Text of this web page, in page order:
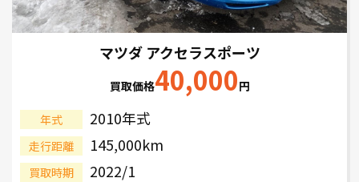
マツダ アクセラスポーツ
買取価格40,000円
年式 2010年式
走行距離 145,000km
買取時期 2022/1